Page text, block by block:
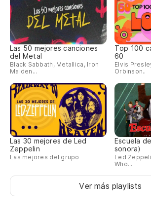
Las 50 mejores canciones
del Metal
Black Sabbath, Metallica, Iron
Maiden...
Top 100
60
Elvis
Orbinson..
Las 30 mejores de Led
Zeppelin
Las mejores del grupo
Escuela
sonora)
Led
Who...
Ver más playlists